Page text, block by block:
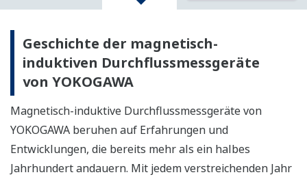
Geschichte der magnetisch-
induktiven Durchflussmessgeräte
von YOKOGAWA
Magnetisch-induktive Durchflussmessgeräte von
YOKOGAWA beruhen auf Erfahrungen und
Entwicklungen, die bereits mehr als ein halbes
Jahrhundert andauern. Mit jedem verstreichenden Jahr